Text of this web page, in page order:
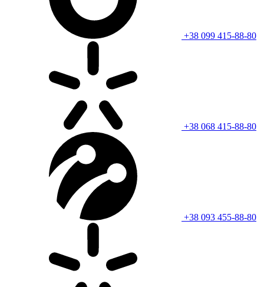
+38 099 415-88-80
+38 068 415-88-80
+38 093 455-88-80